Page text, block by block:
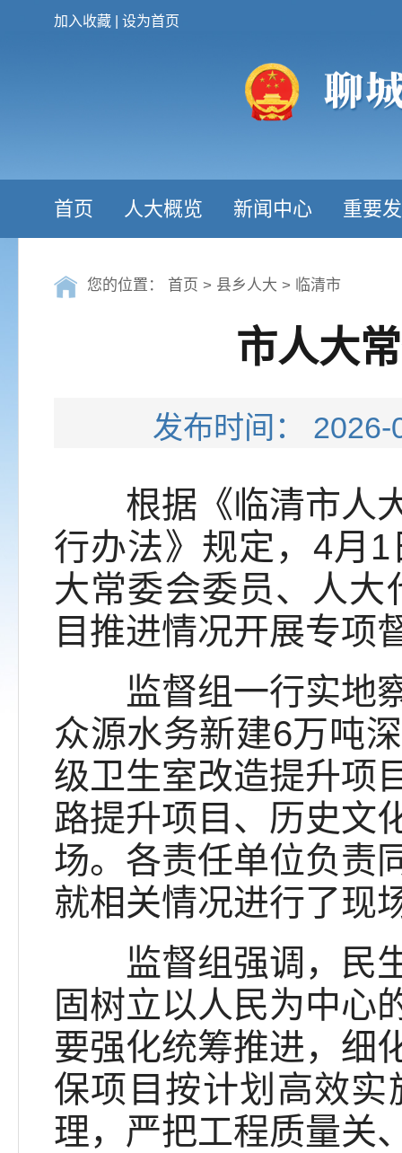
加入收藏 设为首页
首页 人大概览 新闻中心 重要
您的位置： 首页 > 县乡人大 > 临清市
市人大
发布时间：
根据《临清市人大
行办法》规定，4月
大常委会委员、人大
目推进情况开展专项
监督组一行实地察
众源水务新建6万吨
级卫生室改造提升项
路提升项目、历史文
场。各责任单位负责
就相关情况进行了现
监督组强调，民生
固树立以人民为中心
要强化统筹推进，细
保项目按计划高效
理，严把工程质量关